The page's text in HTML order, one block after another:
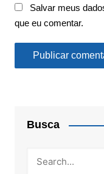
Salvar meus
que eu comentar.
Busca